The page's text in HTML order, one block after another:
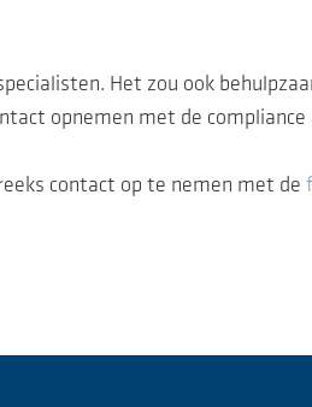
Het zou ook
opnemen met de compliance
contact op te nemen met de